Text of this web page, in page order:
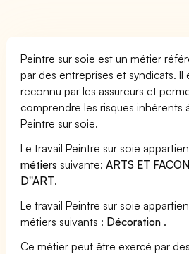
Peintre sur soie est un métier
par des entreprises et syndicats. Il
reconnu par les assureurs et
comprendre les risques inhérents
Peintre sur soie.
Le travail Peintre sur soie
métiers suivante:ARTS ET
D''ART.
Le travail Peintre sur soie
métiers suivants : Décoration .
Ce métier peut être exercé par